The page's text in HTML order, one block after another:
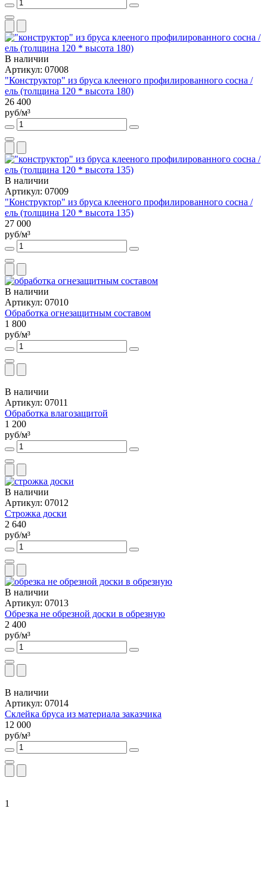
В наличии
Артикул: 07008
"Конструктор" из бруса клееного профилированного сосна /
ель (толщина 120 * высота 180)
26 400
руб/м³
В наличии
Артикул: 07009
"Конструктор" из бруса клееного профилированного сосна /
ель (толщина 120 * высота 135)
27 000
руб/м³
В наличии
Артикул: 07010
Обработка огнезащитным составом
1 800
руб/м³
В наличии
Артикул: 07011
Обработка влагозащитой
1 200
руб/м³
В наличии
Артикул: 07012
Строжка доски
2 640
руб/м³
В наличии
Артикул: 07013
Обрезка не обрезной доски в обрезную
2 400
руб/м³
В наличии
Артикул: 07014
Склейка бруса из материала заказчика
12 000
руб/м³
1